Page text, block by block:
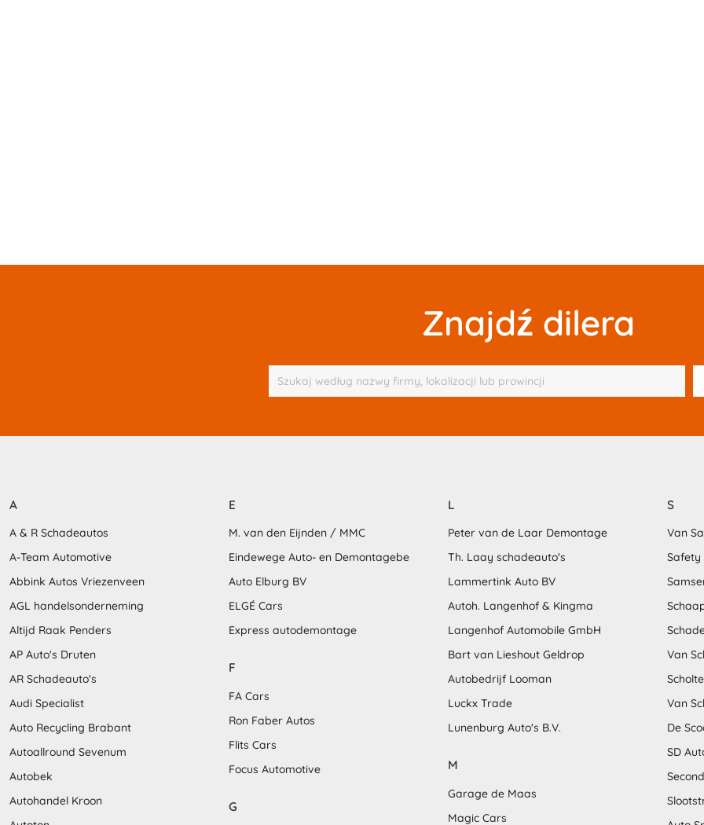
Znajdź dilera
A
A & R Schadeautos
A-Team Automotive
Abbink Autos Vriezenveen
AGL handelsonderneming
Altijd Raak Penders
AP Auto's Druten
AR Schadeauto's
Audi Specialist
Auto Recycling Brabant
Autoallround Sevenum
Autobek
Autohandel Kroon
E
M. van den Eijnden / MMC
Eindewege Auto- en Demontagebe
Auto Elburg BV
ELGÉ Cars
Express autodemontage
F
FA Cars
Ron Faber Autos
Flits Cars
Focus Automotive
G
L
Peter van de Laar Demontage
Th. Laay schadeauto's
Lammertink Auto BV
Autoh. Langenhof & Kingma
Langenhof Automobile GmbH
Bart van Lieshout Geldrop
Autobedrijf Looman
Luckx Trade
Lunenburg Auto's B.V.
M
Garage de Maas
Magic Cars
S
Van
Safety
Van
Van
De
SD